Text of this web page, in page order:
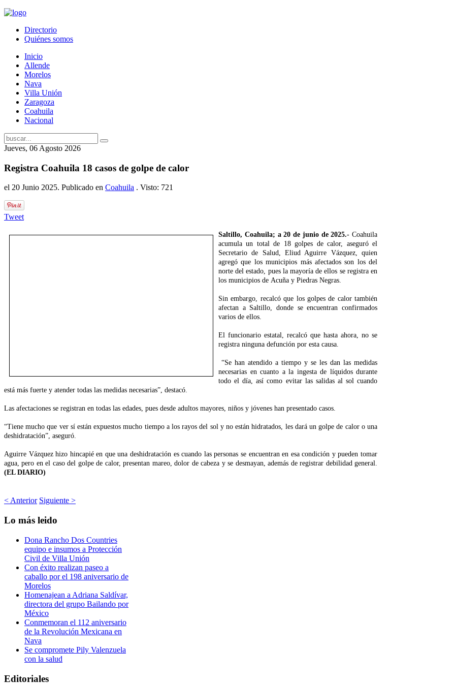
Directorio
Quiénes somos
Inicio
Allende
Morelos
Nava
Villa Unión
Zaragoza
Coahuila
Nacional
Jueves, 06 Agosto 2026
Registra Coahuila 18 casos de golpe de calor
el 20 Junio 2025. Publicado en Coahuila . Visto: 721
Tweet
Saltillo, Coahuila; a 20 de junio de 2025.- Coahuila
acumula un total de 18 golpes de calor, aseguró el
Secretario de Salud, Eliud Aguirre Vázquez, quien
agregó que los municipios más afectados son los del
norte del estado, pues la mayoría de ellos se registra en
los municipios de Acuña y Piedras Negras.
Sin embargo, recalcó que los golpes de calor también
afectan a Saltillo, donde se encuentran confirmados
varios de ellos.
El funcionario estatal, recalcó que hasta ahora, no se
registra ninguna defunción por esta causa.
“Se han atendido a tiempo y se les dan las medidas
necesarias en cuanto a la ingesta de líquidos durante
todo el día, así como evitar las salidas al sol cuando
está más fuerte y atender todas las medidas necesarias”, destacó.
Las afectaciones se registran en todas las edades, pues desde adultos mayores, niños y jóvenes han presentado casos.
“Tiene mucho que ver sí están expuestos mucho tiempo a los rayos del sol y no están hidratados, les dará un golpe de calor o una
deshidratación”, aseguró.
Aguirre Vázquez hizo hincapié en que una deshidratación es cuando las personas se encuentran en esa condición y pueden tomar
agua, pero en el caso del golpe de calor, presentan mareo, dolor de cabeza y se desmayan, además de registrar debilidad general.
(EL DIARIO)
< Anterior Siguiente >
Lo más leido
Dona Rancho Dos Countries
equipo e insumos a Protección
Civil de Villa Unión
Con éxito realizan paseo a
caballo por el 198 aniversario de
Morelos
Homenajean a Adriana Saldívar,
directora del grupo Bailando por
México
Conmemoran el 112 aniversario
de la Revolución Mexicana en
Nava
Se compromete Pily Valenzuela
con la salud
Editoriales